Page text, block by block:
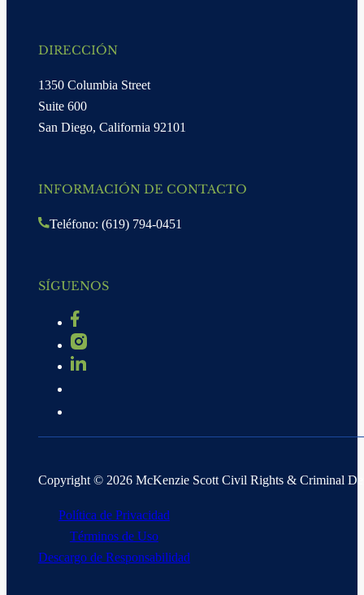
DIRECCIÓN
1350 Columbia Street
Suite 600
San Diego, California 92101
INFORMACIÓN DE CONTACTO
Teléfono: (619) 794-0451
SÍGUENOS
Copyright © 2026 McKenzie Scott Civil Rights & Criminal
Política de Privacidad
Términos de Uso
Descargo de Responsabilidad